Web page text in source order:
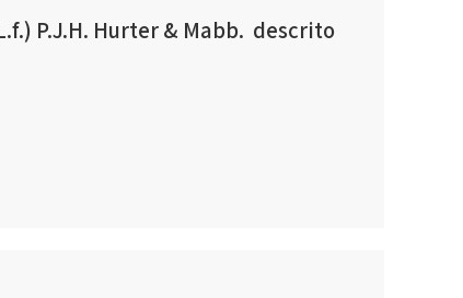
P.J.H. Hurter & Mabb. descrito